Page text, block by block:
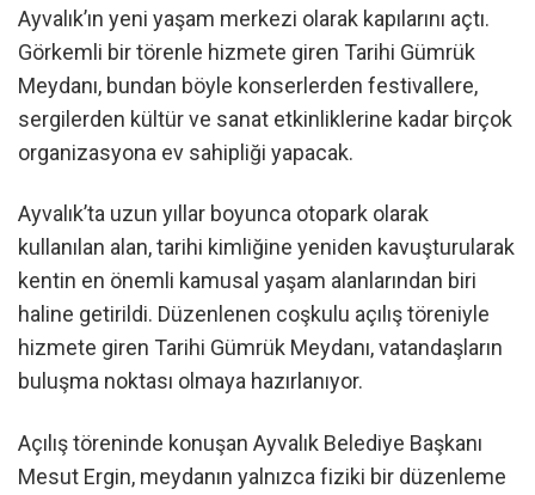
Ayvalık’ın yeni yaşam merkezi olarak kapılarını açtı.
Görkemli bir törenle hizmete giren Tarihi Gümrük
Meydanı, bundan böyle konserlerden festivallere,
sergilerden kültür ve sanat etkinliklerine kadar birçok
organizasyona ev sahipliği yapacak.
Ayvalık’ta uzun yıllar boyunca otopark olarak
kullanılan alan, tarihi kimliğine yeniden kavuşturularak
kentin en önemli kamusal yaşam alanlarından biri
haline getirildi. Düzenlenen coşkulu açılış töreniyle
hizmete giren Tarihi Gümrük Meydanı, vatandaşların
buluşma noktası olmaya hazırlanıyor.
Açılış töreninde konuşan Ayvalık Belediye Başkanı
Mesut Ergin, meydanın yalnızca fiziki bir düzenleme